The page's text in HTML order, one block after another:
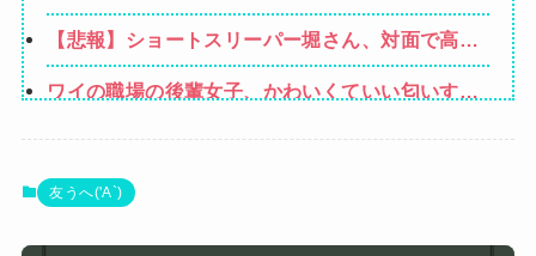
「…？（ぷい」
【悲報】ショートスリーパー堀さん、対面で高須
幹弥にブチギレるｗｗｗｗ
ワイの職場の後輩女子、かわいくていい匂いする
可愛すぎるおむすび屋さん（28）、新店舗に4000
かれてしまうｗｗｗｗ
ホリエモン「面接でさ、納豆パックの薄いフィル
食器売場通るの苦手なのよね
友うへ('A`)